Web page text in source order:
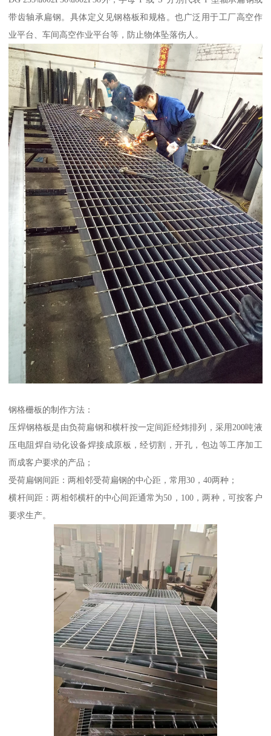
带齿轴承扁钢。具体定义见钢格板和规格。也广泛用于工厂高空作
业平台、车间高空作业平台等，防止物体坠落伤人。
钢格栅板的制作方法：
压焊钢格板是由负荷扁钢和横杆按一定间距经炜排列，采用200吨液
压电阻焊自动化设备焊接成原板，经切割，开孔，包边等工序加工
而成客户要求的产品；
受荷扁钢间距：两相邻受荷扁钢的中心距，常用30，40两种；
横杆间距：两相邻横杆的中心间距通常为50，100，两种，可按客户
要求生产。